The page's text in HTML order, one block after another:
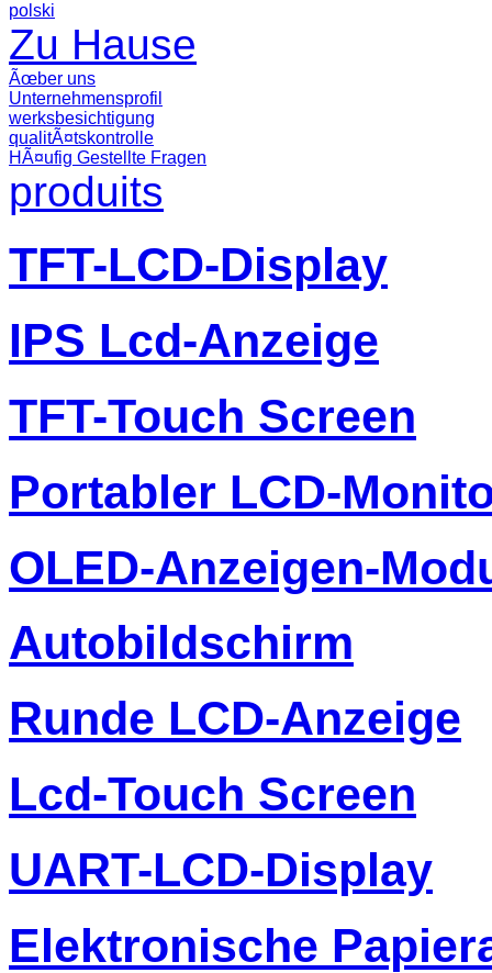
polski
Zu Hause
Ãœber uns
Unternehmensprofil
werksbesichtigung
qualitÃ¤tskontrolle
HÃ¤ufig Gestellte Fragen
produits
TFT-LCD-Display
IPS Lcd-Anzeige
TFT-Touch Screen
Portabler LCD-
OLED-Anzeigen-
Autobildschirm
Runde LCD-Anzeige
Lcd-Touch Screen
UART-LCD-Display
Elektronische